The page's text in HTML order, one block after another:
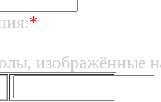
*
изображённые